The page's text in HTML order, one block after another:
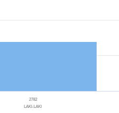
2782
LAKI-LAKI